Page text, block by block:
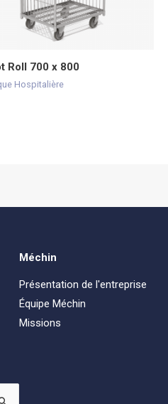
Roll 700 x 800
Hospitalière
Méchin
Présentation de l'entreprise
Équipe Méchin
Missions